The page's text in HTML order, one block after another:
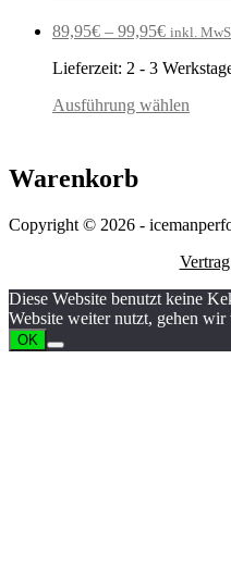
89,95€ – 99,95€ inkl.
Lieferzeit: 2 - 3
Ausführung wählen
Warenkorb
Copyright © 2026 -
Diese Website benutzt keine
Website weiter nutzt, gehen
OK